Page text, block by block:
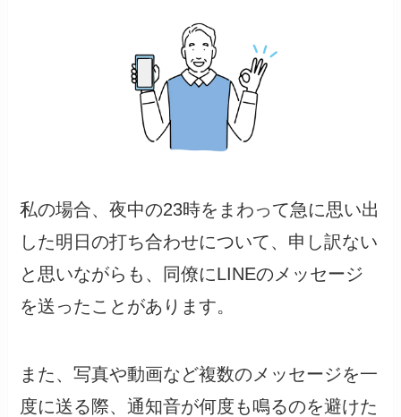
私の場合、夜中の23時をまわって急に思い出
した明日の打ち合わせについて、申し訳ない
と思いながらも、同僚にLINEのメッセージ
を送ったことがあります。
また、写真や動画など複数のメッセージを一
度に送る際、通知音が何度も鳴るのを避けた